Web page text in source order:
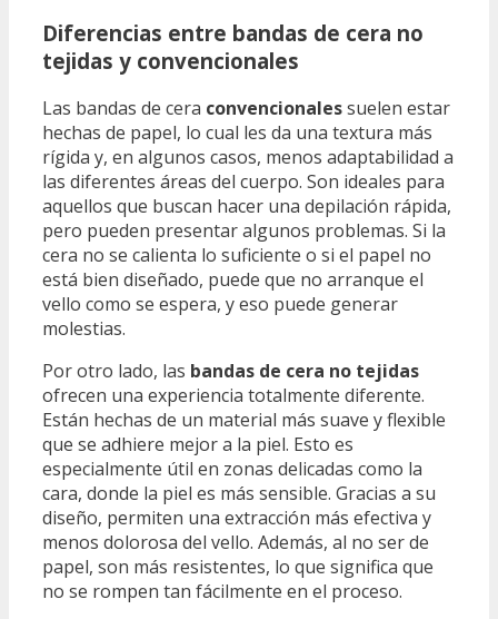
Diferencias entre bandas de cera no
tejidas y convencionales
Las bandas de cera convencionalessuelen estar
hechas de papel, lo cual les da una textura más
rígida y, en algunos casos, menos adaptabilidad a
las diferentes áreas del cuerpo. Son ideales para
aquellos que buscan hacer una depilación rápida,
pero pueden presentar algunos problemas. Si la
cera no se calienta lo suficiente o si el papel no
está bien diseñado, puede que no arranque el
vello como se espera, y eso puede generar
molestias.
Por otro lado, las bandas de cera no tejidas
ofrecen una experiencia totalmente diferente.
Están hechas de un material más suave y flexible
que se adhiere mejor a la piel. Esto es
especialmente útil en zonas delicadas como la
cara, donde la piel es más sensible. Gracias a su
diseño, permiten una extracción más efectiva y
menos dolorosa del vello. Además, al no ser de
papel, son más resistentes, lo que significa que
no se rompen tan fácilmente en el proceso.